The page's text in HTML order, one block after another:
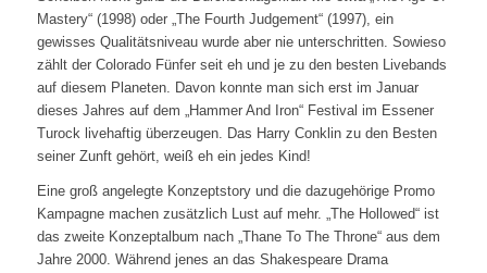
Mastery“ (1998) oder „The Fourth Judgement“ (1997), ein
gewisses Qualitätsniveau wurde aber nie unterschritten. Sowieso
zählt der Colorado Fünfer seit eh und je zu den besten Livebands
auf diesem Planeten. Davon konnte man sich erst im Januar
dieses Jahres auf dem „Hammer And Iron“ Festival im Essener
Turock livehaftig überzeugen. Das Harry Conklin zu den Besten
seiner Zunft gehört, weiß eh ein jedes Kind!
Eine groß angelegte Konzeptstory und die dazugehörige Promo
Kampagne machen zusätzlich Lust auf mehr. „The Hollowed“ ist
das zweite Konzeptalbum nach „Thane To The Throne“ aus dem
Jahre 2000. Während jenes an das Shakespeare Drama